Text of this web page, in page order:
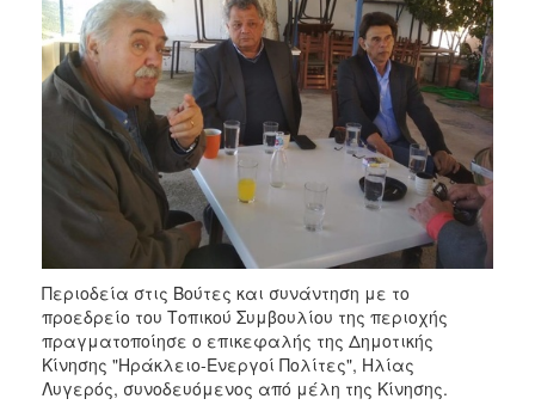
Περιοδεία στις Βούτες και συνάντηση με το
προεδρείο του Τοπικού Συμβουλίου της περιοχής
πραγματοποίησε ο επικεφαλής της Δημοτικής
Κίνησης "Ηράκλειο-Ενεργοί Πολίτες", Ηλίας
Λυγερός, συνοδευόμενος από μέλη της Κίνησης.